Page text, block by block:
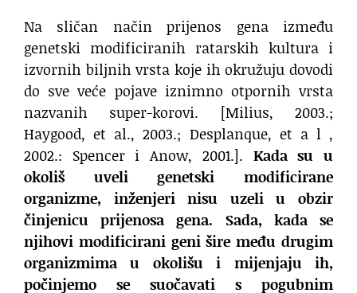
Na sličan način prijenos gena između
genetski modificiranih ratarskih kultura i
izvornih biljnih vrsta koje ih okružuju dovodi
do sve veće pojave iznimno otpornih vrsta
nazvanih super-korovi. [Milius, 2003.;
Haygood, et al., 2003.; Desplanque, et a l ,
2002.: Spencer i Anow, 2001.]. Kada su u
okoliš uveli genetski modificirane
organizme, inženjeri nisu uzeli u obzir
činjenicu prijenosa gena. Sada, kada se
njihovi modificirani geni šire među drugim
organizmima u okolišu i mijenjaju ih,
počinjemo se suočavati s pogubnim